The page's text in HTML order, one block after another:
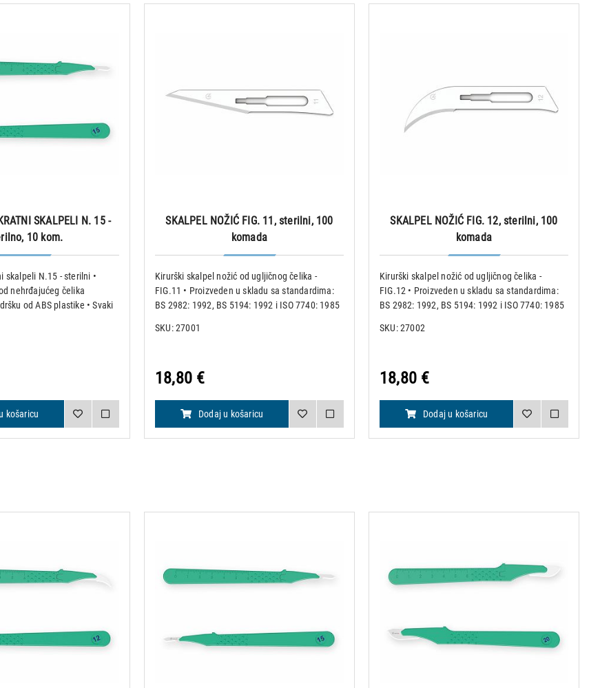
SKALPELI N. 15 -
10 kom.
skalpeli N.15 - sterilni •
nehrđajućeg čelika
od ABS plastike • Svaki
zaštitom za oštricu
košaricu
SKALPEL NOŽIĆ FIG. 11, sterilni, 100
komada
Kirurški skalpel nožić od ugljičnog čelika -
FIG.11 • Proizveden u skladu sa standardima:
BS 2982: 1992, BS 5194: 1992 i ISO 7740: 1985
Nožići su obilježeni i pojedinačno upakirani u
SKU: 27001
18,80 €
Dodaj u košaricu
SKALPEL NOŽIĆ FIG. 12, sterilni, 100
komada
Kirurški skalpel nožić od ugljičnog čelika -
FIG.12 • Proizveden u skladu sa standardima:
BS 2982: 1992, BS 5194: 1992 i ISO 7740: 1985
Nožići su obilježeni i pojedinačno upakirani u
SKU: 27002
18,80 €
Dodaj u košaricu